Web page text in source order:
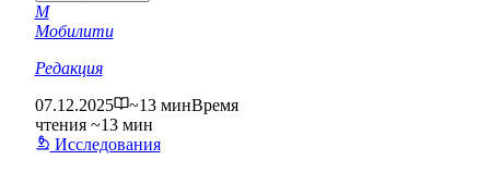
М
Мобилити
Редакция
07.12.2025
~13 минВремя
чтения ~13 мин
Исследования